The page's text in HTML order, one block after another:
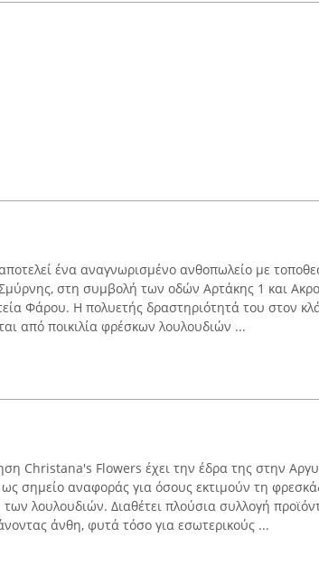
ένα αναγνωρισμένο ανθοπωλείο με
στη συμβολή των οδών Αρτάκης 1 και
Φάρου. Η πολυετής δραστηριότητά του στον
από ποικιλία φρέσκων λουλουδιών ...
Christana's Flowers έχει την έδρα της στην
ως σημείο αναφοράς για όσους εκτιμούν τη
των λουλουδιών. Διαθέτει πλούσια συλλογή
άνθη, φυτά τόσο για εσωτερικούς ...